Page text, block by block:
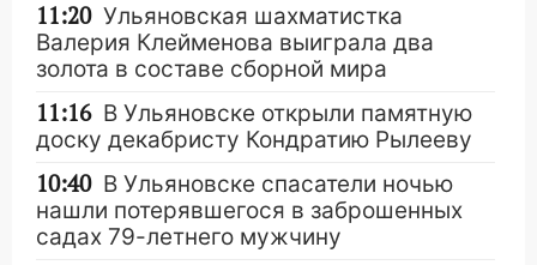
11:20 Ульяновская шахматистка
Валерия Клейменова выиграла два
золота в составе сборной мира
11:16 В Ульяновске открыли памятную
доску декабристу Кондратию Рылееву
10:40 В Ульяновске спасатели ночью
нашли потерявшегося в заброшенных
садах 79-летнего мужчину